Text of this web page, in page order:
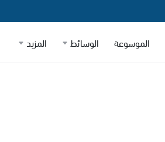
الموسوعة الوسائط المزيد